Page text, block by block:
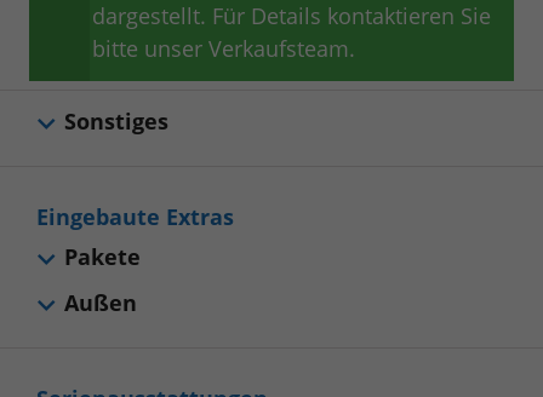
dargestellt. Für Details kontaktieren Sie
bitte unser Verkaufsteam.
Sonstiges
Eingebaute Extras
Pakete
Außen